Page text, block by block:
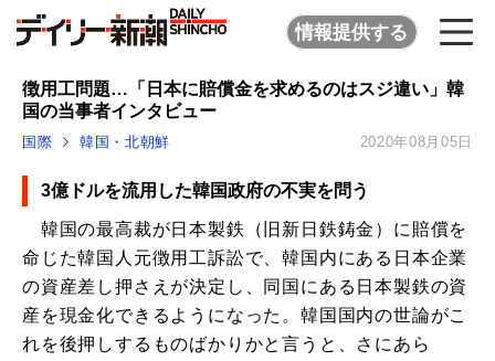
情報提供する
徴用工問題…「日本に賠償金を求めるのはスジ違い」韓
国の当事者インタビュー
国際 韓国・北朝鮮 2020年08月05日
3億ドルを流用した韓国政府の不実を問う
韓国の最高裁が日本製鉄（旧新日鉄鋳金）に賠償を
命じた韓国人元徴用工訴訟で、韓国内にある日本企業
の資産差し押さえが決定し、同国にある日本製鉄の資
産を現金化できるようになった。韓国国内の世論がこ
れを後押しするものばかりかと言うと、さにあら